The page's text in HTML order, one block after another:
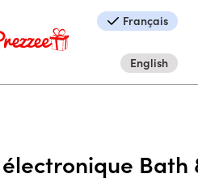
Français
English
Bath